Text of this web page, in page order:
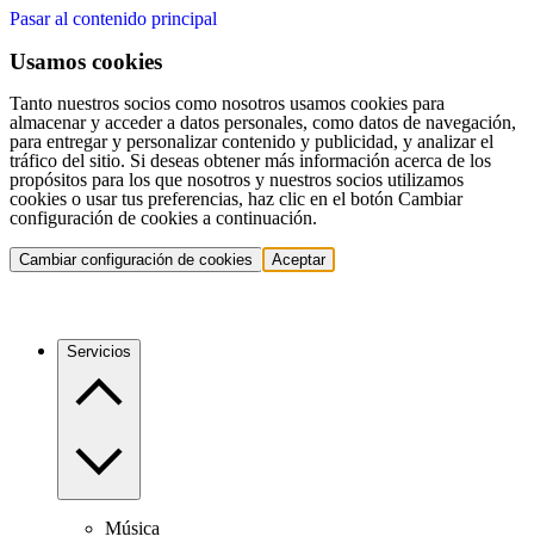
Pasar al contenido principal
Usamos cookies
Tanto nuestros socios como nosotros usamos cookies para
almacenar y acceder a datos personales, como datos de navegación,
para entregar y personalizar contenido y publicidad, y analizar el
tráfico del sitio. Si deseas obtener más información acerca de los
propósitos para los que nosotros y nuestros socios utilizamos
cookies o usar tus preferencias, haz clic en el botón Cambiar
configuración de cookies a continuación.
Cambiar configuración de cookies Aceptar
Servicios
Música